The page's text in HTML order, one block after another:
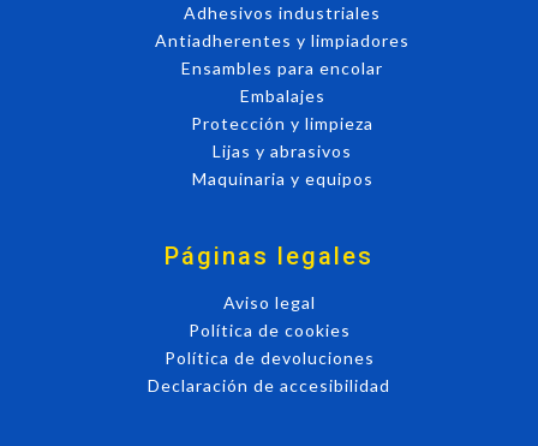
Adhesivos industriales
Antiadherentes y limpiadores
Ensambles para encolar
Embalajes
Protección y limpieza
Lijas y abrasivos
Maquinaria y equipos
Páginas legales
Aviso legal
Política de cookies
Política de devoluciones
Declaración de accesibilidad